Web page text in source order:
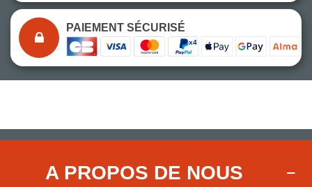
PAIEMENT SÉCURISÉ
A PROPOS DE NOUS